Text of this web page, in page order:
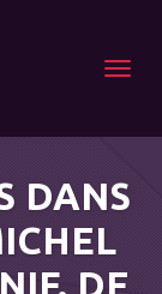
Menu
DANS
DE